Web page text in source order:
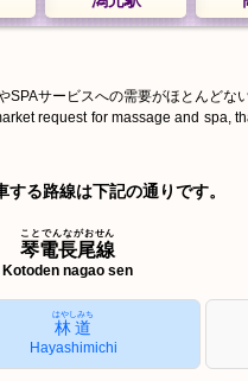
サービスへの需要がほとんどな
request for massage and spa,
する路線は下記の通りです。
琴電長尾線
ことでんながおせん
Kotoden nagao sen
林道
はやしみち
Hayashimichi